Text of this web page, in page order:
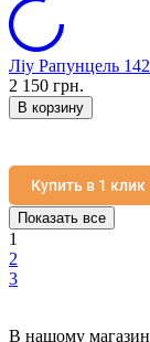
Ліу Рапунцель
2 150 грн.
В корзину
Купить в 1 клик
Показать все
1
2
3
В нашому